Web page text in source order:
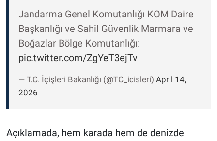
Jandarma Genel Komutanlığı KOM Daire
Başkanlığı ve Sahil Güvenlik Marmara ve
Boğazlar Bölge Komutanlığı:
pic.twitter.com/ZgYeT3ejTv
— T.C. İçişleri Bakanlığı (@TC_icisleri) April 14,
2026
Açıklamada, hem karada hem de denizde